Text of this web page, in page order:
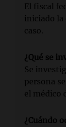
El fiscal
iniciado la
caso.
¿Qué se
Se
persona
el médico
¿Cuándo